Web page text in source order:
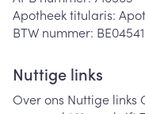
Apotheek titularis:
BTW nummer:
Nuttige links
Over ons Nuttige links